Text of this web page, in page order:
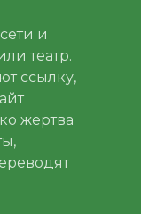
и
театр.
ссылку,
жертва